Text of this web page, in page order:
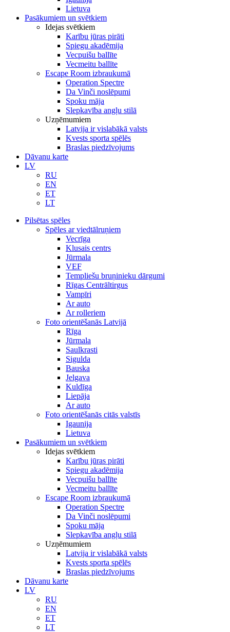
Lietuva
Pasākumiem un svētkiem
Idejas svētkiem
Karību jūras pirāti
Spiegu akadēmija
Vecpuišu ballīte
Vecmeitu ballīte
Escape Room izbraukumā
Operation Spectre
Da Vinči noslēpumi
Spoku māja
Slepkavība angļu stilā
Uzņēmumiem
Latvija ir vislabākā valsts
Kvests sporta spēlēs
Braslas piedzīvojums
Dāvanu karte
LV
RU
EN
ET
LT
Pilsētas spēles
Spēles ar viedtālruņiem
Vecrīga
Klusais centrs
Jūrmala
VEF
Templiešu bruņinieku dārgumi
Rīgas Centrāltirgus
Vampīri
Ar auto
Ar rolleriem
Foto orientēšanās Latvijā
Rīga
Jūrmala
Saulkrasti
Sigulda
Bauska
Jelgava
Kuldīga
Liepāja
Ar auto
Foto orientēšanās citās valstīs
Igaunija
Lietuva
Pasākumiem un svētkiem
Idejas svētkiem
Karību jūras pirāti
Spiegu akadēmija
Vecpuišu ballīte
Vecmeitu ballīte
Escape Room izbraukumā
Operation Spectre
Da Vinči noslēpumi
Spoku māja
Slepkavība angļu stilā
Uzņēmumiem
Latvija ir vislabākā valsts
Kvests sporta spēlēs
Braslas piedzīvojums
Dāvanu karte
LV
RU
EN
ET
LT